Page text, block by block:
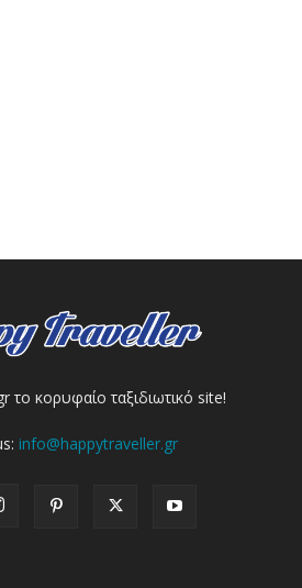
το κορυφαίο ταξιδιωτικό site!
info@happytraveller.gr